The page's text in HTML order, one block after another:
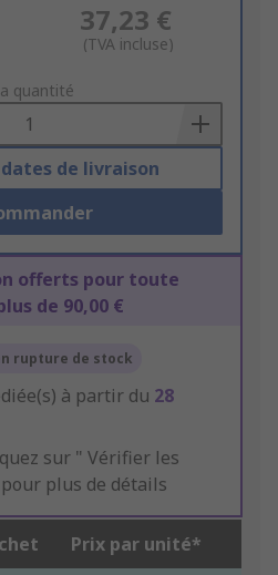
37,23 €
(TVA incluse)
quantité
de livraison
offerts pour toute
de 90,00 €
rupture de stock
à partir du 28
sur " Vérifier les
plus de détails
Prix par unité*